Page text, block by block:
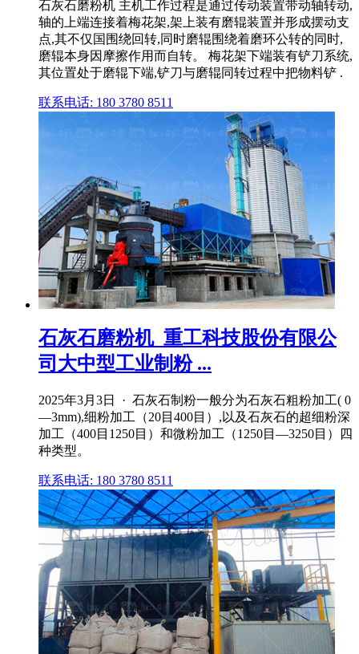
石灰石磨粉机 主机工作过程是通过传动装置带动轴转动,
轴的上端连接着梅花架,架上装有磨辊装置并形成摆动支
点,其不仅国围绕回转,同时磨辊围绕着磨环公转的同时,
磨辊本身因摩擦作用而自转。 梅花架下端装有铲刀系统,
其位置处于磨辊下端,铲刀与磨辊同转过程中把物料铲 .
联系电话: 180 3780 8511
石灰石磨粉机_重工科技股份有限公
司大中型工业制粉 ...
2025年3月3日 · 石灰石制粉一般分为石灰石粗粉加工( 0
—3mm),细粉加工（20目400目）,以及石灰石的超细粉深
加工（400目1250目）和微粉加工（1250目—3250目）四
种类型。
联系电话: 180 3780 8511